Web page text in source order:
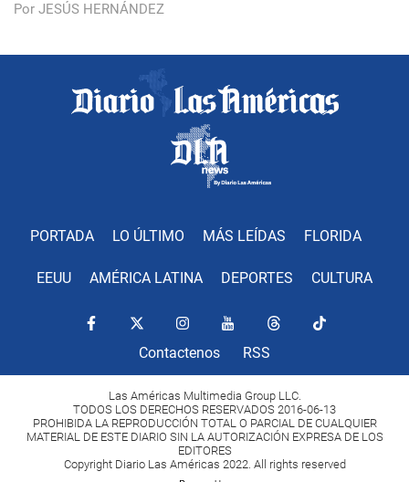
Por JESÚS HERNÁNDEZ
PORTADA LO ÚLTIMO MÁS LEÍDAS FLORIDA
EEUU AMÉRICA LATINA DEPORTES CULTURA
Contactenos RSS
Las Américas Multimedia Group LLC.
TODOS LOS DERECHOS RESERVADOS 2016-06-13
PROHIBIDA LA REPRODUCCIÓN TOTAL O PARCIAL DE CUALQUIER
MATERIAL DE ESTE DIARIO SIN LA AUTORIZACIÓN EXPRESA DE LOS
EDITORES
Copyright Diario Las Américas 2022. All rights reserved